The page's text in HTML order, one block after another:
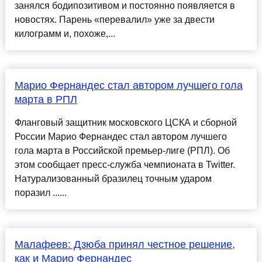
занялся бодипозитивом и постоянно появляется в
новостях. Парень «перевалил» уже за двести
килограмм и, похоже,...
Марио Фернандес стал автором лучшего гола
марта в РПЛ
Фланговый защитник московского ЦСКА и сборной
России Марио Фернандес стал автором лучшего
гола марта в Российской премьер-лиге (РПЛ). Об
этом сообщает пресс-служба чемпионата в Twitter.
Натурализованный бразилец точным ударом
поразил ......
Малафеев: Дзюба принял честное решение,
как и Марио Фернандес